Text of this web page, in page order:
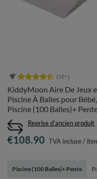
KiddyMoon Aire De Jeux
Piscine À Balles pour
Piscine (100 Balles)+
Reprise d'ancien produit
Piscine (100 Balles)+ Pente
€108.90 TVA incluse/